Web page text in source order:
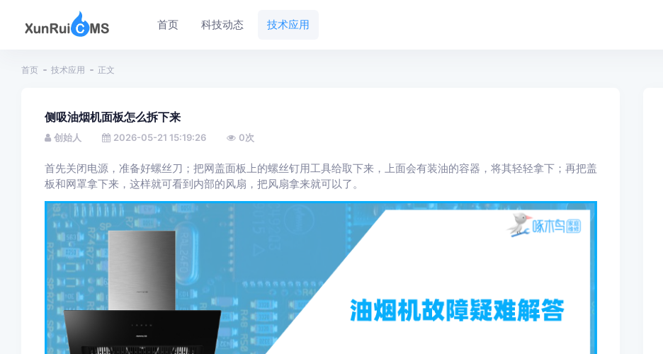
首页 科技动态 技术应用
首页 技术应用 正文
侧吸油烟机面板怎么拆下来
创始人 2026-05-21 15:19:26 0次
首先关闭电源，准备好螺丝刀；把网盖面板上的螺丝钉用工具给取下来，上面会有装油的容器，将其轻轻拿下；再把盖
板和网罩拿下来，这样就可看到内部的风扇，把风扇拿来就可以了。